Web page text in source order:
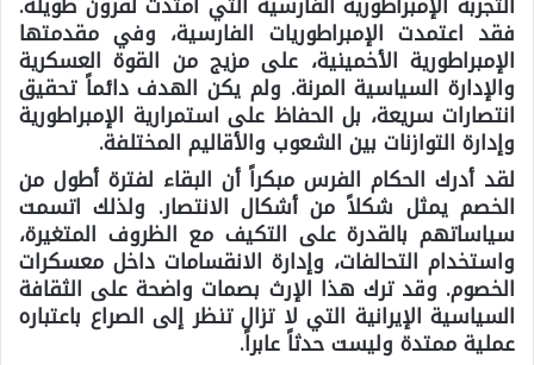
فقد اعتمدت الإمبراطوريات الفارسية، وفي مقدمتها
الإمبراطورية الأخمينية، على مزيج من القوة العسكرية
والإدارة السياسية المرنة. ولم يكن الهدف دائماً تحقيق
انتصارات سريعة، بل الحفاظ على استمرارية الإمبراطورية
وإدارة التوازنات بين الشعوب والأقاليم المختلفة.
لقد أدرك الحكام الفرس مبكراً أن البقاء لفترة أطول من
الخصم يمثل شكلاً من أشكال الانتصار. ولذلك اتسمت
سياساتهم بالقدرة على التكيف مع الظروف المتغيرة،
واستخدام التحالفات، وإدارة الانقسامات داخل معسكرات
الخصوم. وقد ترك هذا الإرث بصمات واضحة على الثقافة
السياسية الإيرانية التي لا تزال تنظر إلى الصراع باعتباره
عملية ممتدة وليست حدثاً عابراً.